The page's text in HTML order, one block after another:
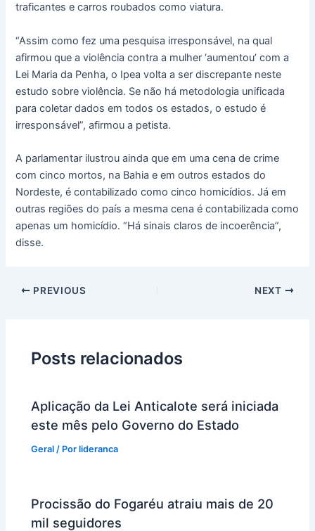
traficantes e carros roubados como viatura.
“Assim como fez uma pesquisa irresponsável, na qual
afirmou que a violência contra a mulher ‘aumentou’ com a
Lei Maria da Penha, o Ipea volta a ser discrepante neste
estudo sobre violência. Se não há metodologia unificada
para coletar dados em todos os estados, o estudo é
irresponsável”, afirmou a petista.
A parlamentar ilustrou ainda que em uma cena de crime
com cinco mortos, na Bahia e em outros estados do
Nordeste, é contabilizado como cinco homicídios. Já em
outras regiões do país a mesma cena é contabilizada como
apenas um homicídio. “Há sinais claros de incoerência”,
disse.
PREVIOUS NEXT
Posts relacionados
Aplicação da Lei Anticalote será iniciada
este mês pelo Governo do Estado
Geral / Porlideranca
Procissão do Fogaréu atraiu mais de 20
mil seguidores